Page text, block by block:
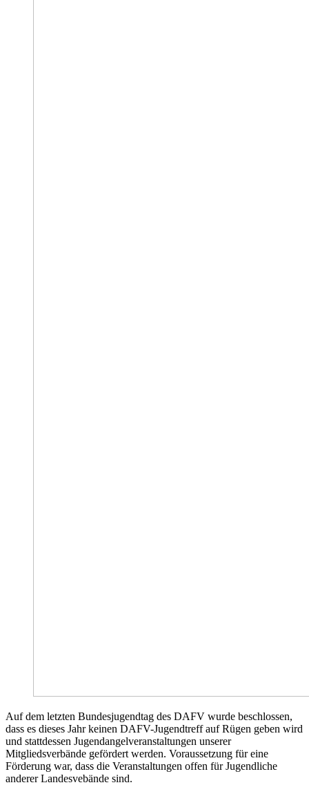
Auf dem letzten Bundesjugendtag des DAFV wurde beschlossen,
dass es dieses Jahr keinen DAFV-Jugendtreff auf Rügen geben wird
und stattdessen Jugendangelveranstaltungen unserer
Mitgliedsverbände gefördert werden. Voraussetzung für eine
Förderung war, dass die Veranstaltungen offen für Jugendliche
anderer Landesvebände sind.